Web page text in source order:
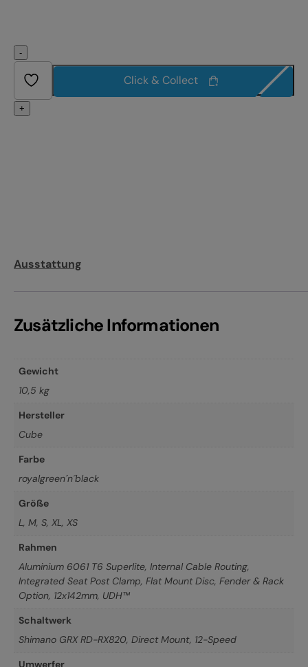
-
+
Click & Collect
Ausstattung
Zusätzliche Informationen
Gewicht
10,5 kg
Hersteller
Cube
Farbe
royalgreen´n´black
Größe
L, M, S, XL, XS
Rahmen
Aluminium 6061 T6 Superlite, Internal Cable Routing,
Integrated Seat Post Clamp, Flat Mount Disc, Fender & Rack
Option, 12x142mm, UDH™
Schaltwerk
Shimano GRX RD-RX820, Direct Mount, 12-Speed
Umwerfer